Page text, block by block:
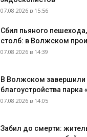
07.08.2026 в 15:56
Сбил пьяного
столб: в Волжском
07.08.2026 в 14:39
В Волжском завершили
благоустройства
07.08.2026 в 14:05
Забил до смерти: